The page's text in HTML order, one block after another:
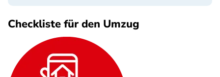
Checkliste für den Umzug